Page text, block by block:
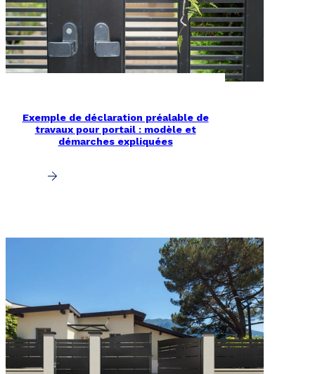
Exemple de déclaration préalable de
travaux pour portail : modèle et
démarches expliquées